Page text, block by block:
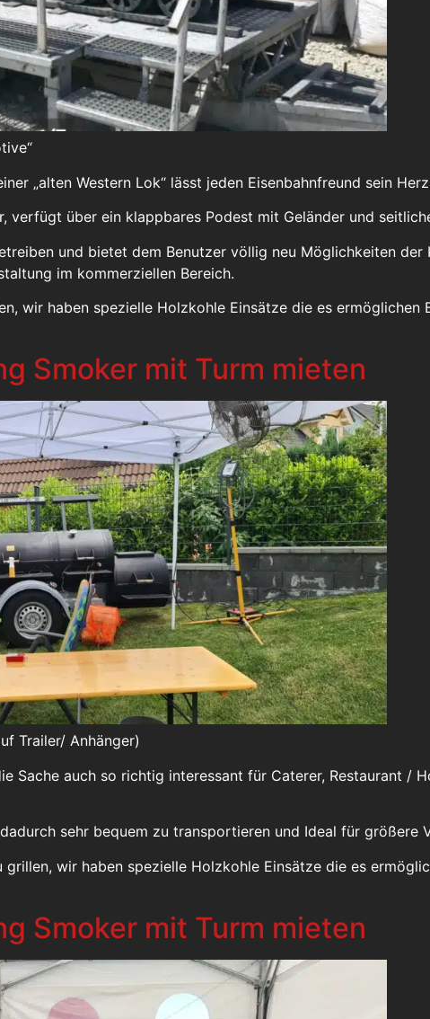
„alten Western Lok“ lässt jeden Eisenbahnfreund sein
verfügt über ein klappbares Podest mit Geländer und
und bietet dem Benutzer völlig neu Möglichkeiten der
im kommerziellen Bereich.
wir haben spezielle Holzkohle Einsätze die es
Smoker mit Turm mieten
Trailer/ Anhänger)
Sache auch so richtig interessant für Caterer, Restaurant /
sehr bequem zu transportieren und Ideal für größere
wir haben spezielle Holzkohle Einsätze die es
Smoker mit Turm mieten